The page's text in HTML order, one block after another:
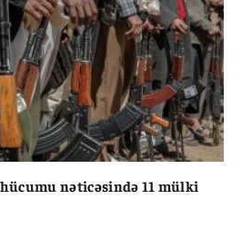
nəticəsində 11 mülki